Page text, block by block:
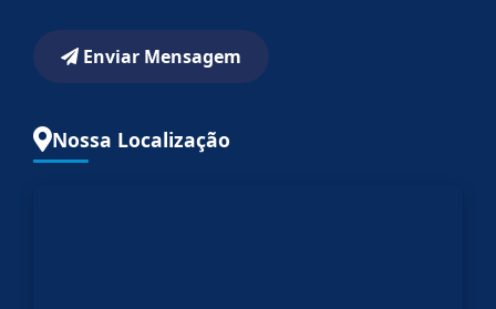
Enviar Mensagem
Nossa Localização